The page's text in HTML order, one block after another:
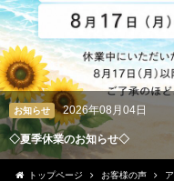
クレアン広報室 2026年08月04日
ペルシャ絨毯やギャッベも丸洗
トップページ お客様の声